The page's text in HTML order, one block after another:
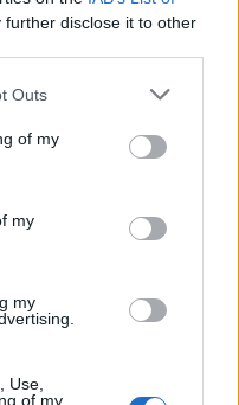
further disclose it to other
one or more Google
You may click to
its third-party tags to
in below Google
Outs
of my
my
my
Use,
of my
John, az idős ír
stratégiai
Nyaralt a
is, akinek a szülei
ausztrál házaspár,
tett
szebb arcát
ként viselkedett.
hullámokkal várt, így